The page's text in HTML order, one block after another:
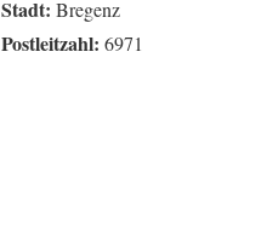
Stadt: Bregenz
Postleitzahl: 6971